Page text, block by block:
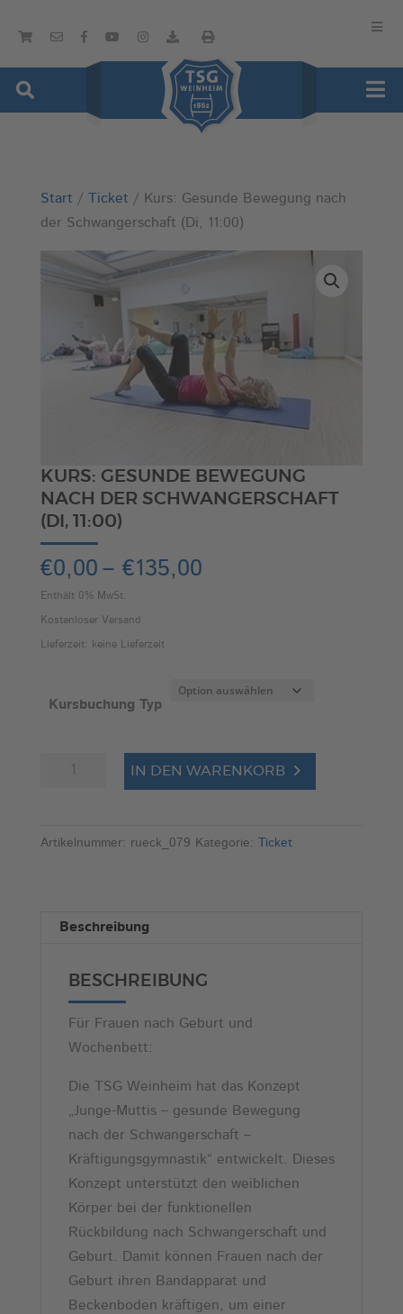
Start / Ticket / Kurs: Gesunde Bewegung nach
der Schwangerschaft (Di, 11:00)
KURS: GESUNDE BEWEGUNG
NACH DER SCHWANGERSCHAFT
(DI, 11:00)
€0,00 – €135,00Preisspanne:
Enthält 0% MwSt.
Kostenloser Versand
Lieferzeit: keine Lieferzeit
Kursbuchung Typ
nach
11:00)
IN DEN WARENKORB
l
Artikelnummer: rueck_079 Kategorie: Ticket
Beschreibung
BESCHREIBUNG
Für Frauen nach Geburt und
Wochenbett:
Die TSG Weinheim hat das Konzept
„Junge-Muttis – gesunde Bewegung
nach der Schwangerschaft –
Kräftigungsgymnastik“ entwickelt. Dieses
Konzept unterstützt den weiblichen
Körper bei der funktionellen
Rückbildung nach Schwangerschaft und
Geburt. Damit können Frauen nach der
Geburt ihren Bandapparat und
Beckenboden kräftigen, um einer